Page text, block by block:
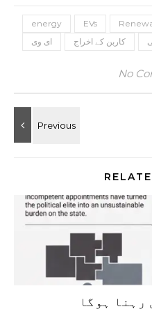
energy EVs
ای وی
کاربن کے اخراج
No
رہنا ہوگا